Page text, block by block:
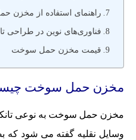
راهنمای استفاده از مخزن
فناوری‌های نوین در طراحی
قیمت مخزن حمل سوخت
مخزن حمل سوخت
مخزن حمل سوخت به نوعی
وسایل نقلیه گفته می شود